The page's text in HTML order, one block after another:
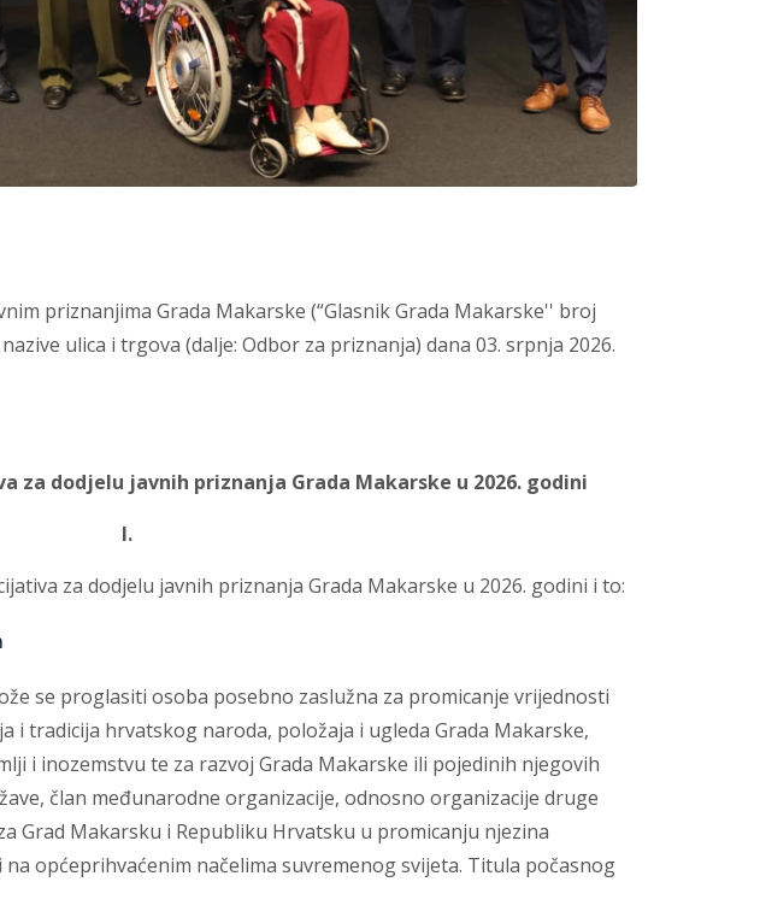
priznanjima Grada Makarske (“Glasnik Grada Makarske'' broj
ulica i trgova (dalje: Odbor za priznanja) dana 03. srpnja 2026.
za dodjelu javnih priznanja Grada Makarske u 2026. godini
I.
za dodjelu javnih priznanja Grada Makarske u 2026. godini i to:
se proglasiti osoba posebno zaslužna za promicanje vrijednosti
i tradicija hrvatskog naroda, položaja i ugleda Grada Makarske,
i inozemstvu te za razvoj Grada Makarske ili pojedinih njegovih
član međunarodne organizacije, odnosno organizacije druge
Grad Makarsku i Republiku Hrvatsku u promicanju njezina
općeprihvaćenim načelima suvremenog svijeta. Titula počasnog